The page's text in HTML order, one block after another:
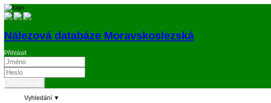
Nálezová databáze Moravskoslezská
Přihlásit
Vyhledání ▼